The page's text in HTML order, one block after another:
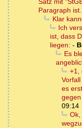
Satz mit
Paragraph
Klar
Ich
ist, dass
liegen: -
Es
+1,
es
09:14
Ok,